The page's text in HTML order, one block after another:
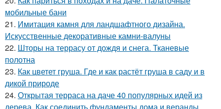
мобильные бани
21. Имитация камня для ландшафтного дизайна.
Искусственные декоративные камни-валуны
22. Шторы на террасу от дождя и снега. Тканевые
полотна
23. Как цветет груша. Где и как растёт груша в саду и в
дикой природе
24. Открытая терраса на даче 40 популярных идей из
дерева. Как соединить фундаменты дома и веранды